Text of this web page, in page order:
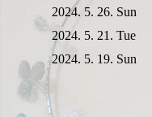
2024. 5. 26. Sun
2024. 5. 21. Tue
2024. 5. 19. Sun